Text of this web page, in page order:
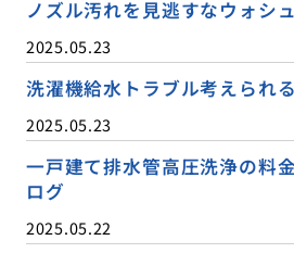
ノズル汚れを見逃すなウォシ
2025.05.23
洗濯機給水トラブル考えられ
2025.05.23
一戸建て排水管高圧洗浄の料
ログ
2025.05.22